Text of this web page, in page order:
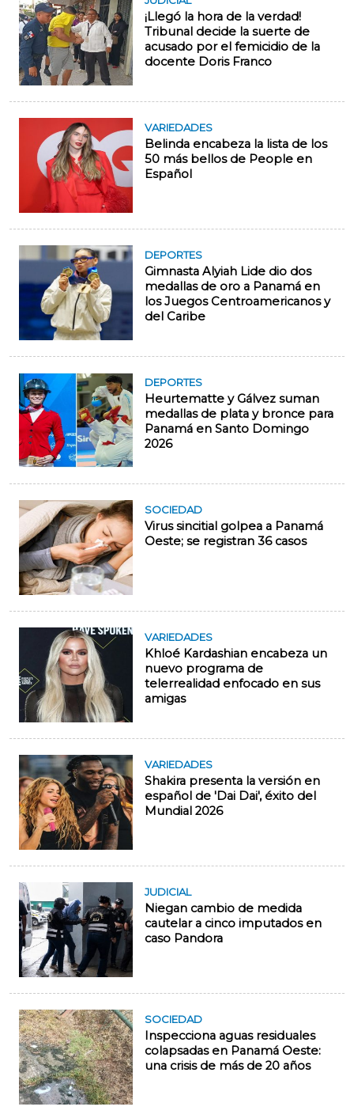
¡Llegó la hora de la verdad!
Tribunal decide la suerte de
acusado por el femicidio de la
docente Doris Franco
VARIEDADES
Belinda encabeza la lista de los
50 más bellos de People en
Español
DEPORTES
Gimnasta Alyiah Lide dio dos
medallas de oro a Panamá en
los Juegos Centroamericanos y
del Caribe
DEPORTES
Heurtematte y Gálvez suman
medallas de plata y bronce para
Panamá en Santo Domingo
2026
SOCIEDAD
Virus sincitial golpea a Panamá
Oeste; se registran 36 casos
VARIEDADES
Khloé Kardashian encabeza un
nuevo programa de
telerrealidad enfocado en sus
amigas
VARIEDADES
Shakira presenta la versión en
español de 'Dai Dai', éxito del
Mundial 2026
JUDICIAL
Niegan cambio de medida
cautelar a cinco imputados en
caso Pandora
SOCIEDAD
Inspecciona aguas residuales
colapsadas en Panamá Oeste:
una crisis de más de 20 años